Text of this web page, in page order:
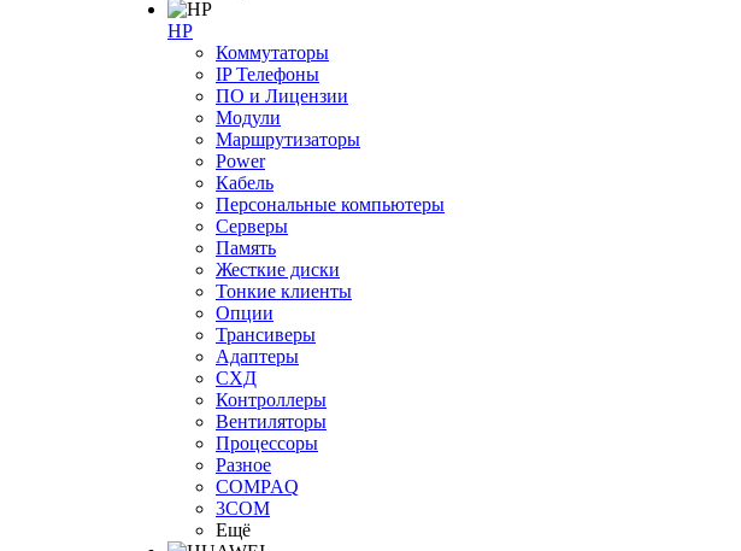
HP
Коммутаторы
IP Телефоны
ПО и Лицензии
Модули
Маршрутизаторы
Power
Кабель
Персональные компьютеры
Серверы
Память
Жесткие диски
Тонкие клиенты
Опции
Трансиверы
Адаптеры
СХД
Контроллеры
Вентиляторы
Процессоры
Разное
COMPAQ
3COM
Ещё